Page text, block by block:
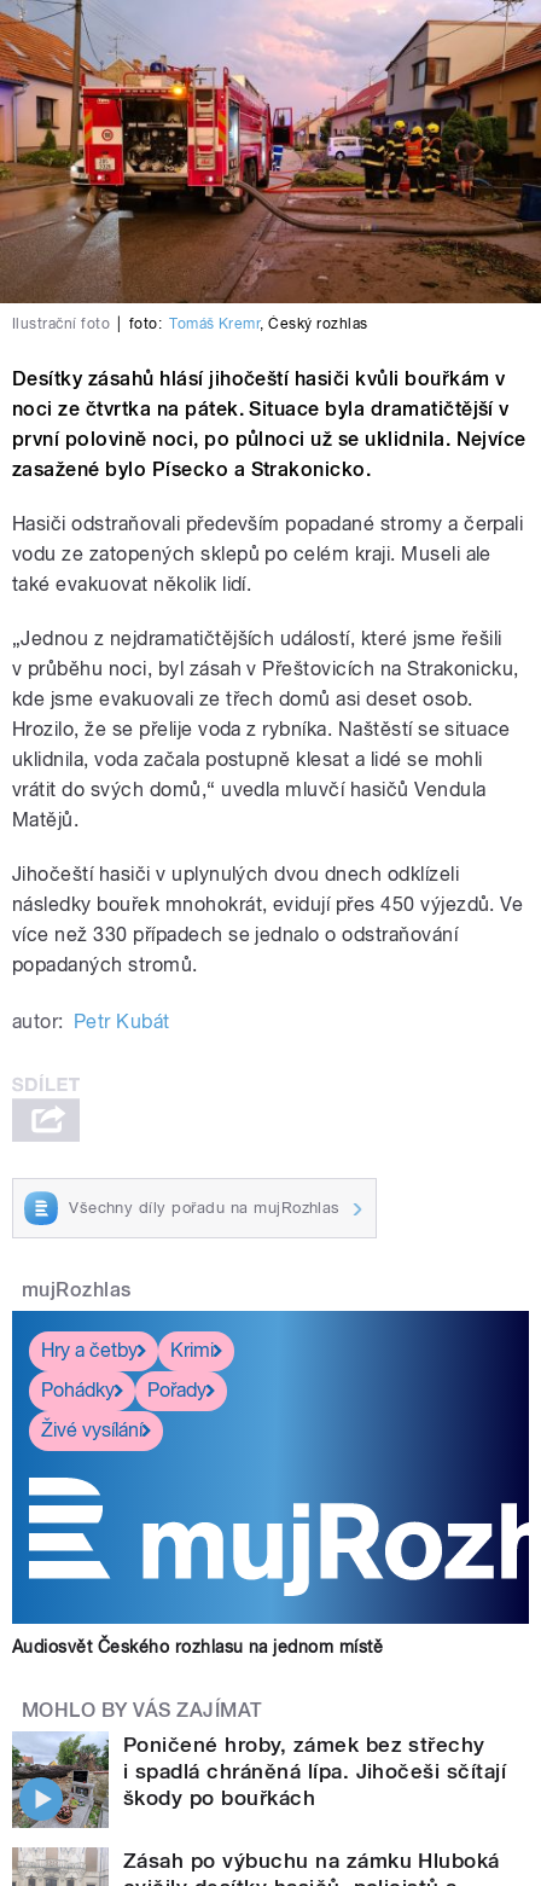
Ilustrační foto foto: Tomáš Kremr,Český rozhlas
Desítky zásahů hlásí jihočeští hasiči kvůli bouřkám v
noci ze čtvrtka na pátek. Situace byla dramatičtější v
první polovině noci, po půlnoci už se uklidnila. Nejvíce
zasažené bylo Písecko a Strakonicko.
Hasiči odstraňovali především popadané stromy a čerpali
vodu ze zatopených sklepů po celém kraji. Museli ale
také evakuovat několik lidí.
„Jednou z nejdramatičtějších událostí, které jsme řešili
v průběhu noci, byl zásah v Přeštovicích na Strakonicku,
kde jsme evakuovali ze třech domů asi deset osob.
Hrozilo, že se přelije voda z rybníka. Naštěstí se situace
uklidnila, voda začala postupně klesat a lidé se mohli
vrátit do svých domů,“ uvedla mluvčí hasičů Vendula
Matějů.
Jihočeští hasiči v uplynulých dvou dnech odklízeli
následky bouřek mnohokrát, evidují přes 450 výjezdů. Ve
více než 330 případech se jednalo o odstraňování
popadaných stromů.
autor: Petr Kubát
Všechny díly pořadu na mujRozhlas
mujRozhlas
Hry a četby
Krimi
Pohádky
Pořady
Živé vysílání
Audiosvět Českého rozhlasu na jednom místě
MOHLO BY VÁS ZAJÍMAT
Poničené hroby, zámek bez střechy
i spadlá chráněná lípa. Jihočeši sčítají
škody po bouřkách
Zásah po výbuchu na zámku Hluboká